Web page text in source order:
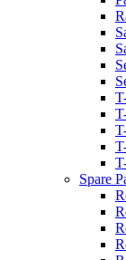
Spare